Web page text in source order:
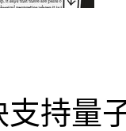
支持量